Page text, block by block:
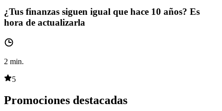
¿Tus finanzas siguen igual que hace 10 años? Es
hora de actualizarla
2 min.
5
Promociones destacadas